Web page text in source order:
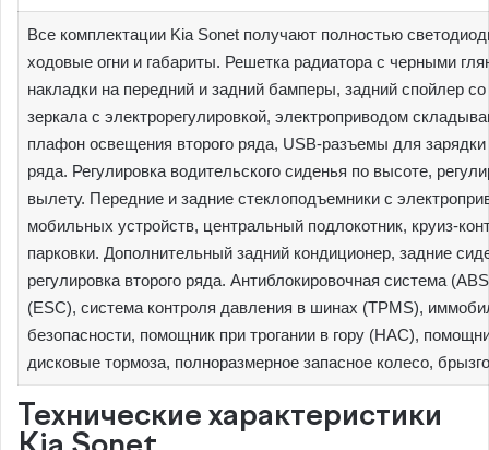
Все комплектации Kia Sonet получают полностью
ходовые огни и габариты. Решетка радиатора с черными
накладки на передний и задний бамперы, задний спойлер
зеркала с электрорегулировкой, электроприводом
плафон освещения второго ряда, USB-разъемы для
ряда. Регулировка водительского сиденья по высоте,
вылету. Передние и задние стеклоподъемники с
мобильных устройств, центральный подлокотник, круиз-
парковки. Дополнительный задний кондиционер, задние
регулировка второго ряда. Антиблокировочная система
(ESC), система контроля давления в шинах (TPMS),
безопасности, помощник при трогании в гору (HAC),
дисковые тормоза, полноразмерное запасное колесо,
Технические характеристики